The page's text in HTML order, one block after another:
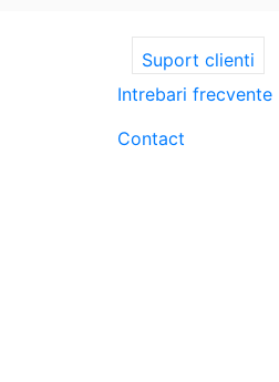
Suport clienti
Intrebari frecvente
Contact